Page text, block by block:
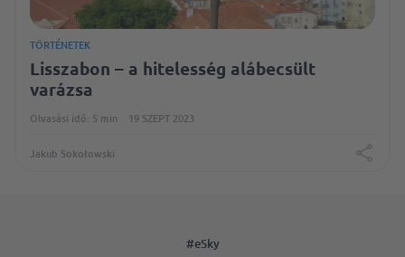
TÖRTÉNETEK
Lisszabon – a hitelesség alábecsült
varázsa
Olvasási idő: 5 min 19 SZEPT 2023
Jakub Sokołowski
#eSky